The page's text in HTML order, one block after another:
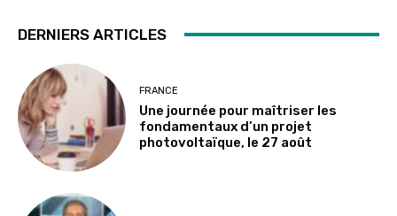
DERNIERS ARTICLES
FRANCE
Une journée pour maîtriser les
fondamentaux d’un projet
photovoltaïque, le 27 août